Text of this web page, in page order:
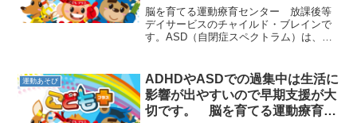
ター 放課後等デイサービスのチ
ャイルド・ブレイン
脳を育てる運動療育センター 放課後等
デイサービスのチャイルド・ブレインで
す。ASD（自閉症スペクトラム）は、早
ことが多いです。小さいうちは、はっき
りした診断名で告げられ...
運動あそび
ADHDやASDでの過集中は生活に
影響が出やすいので早期支援が大
切です。 脳を育てる運動療育セ